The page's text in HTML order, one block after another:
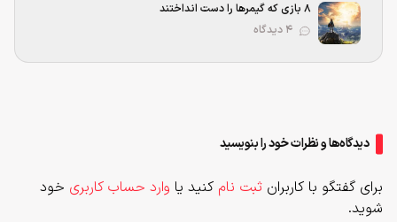
۸ بازی که گیمرها را دست انداختند
دیدگاه‌ها و نظرات خود را بنویسید
برای گفتگو با کاربران ثبت نام کنید یا وارد حساب کاربری خود
شوید.